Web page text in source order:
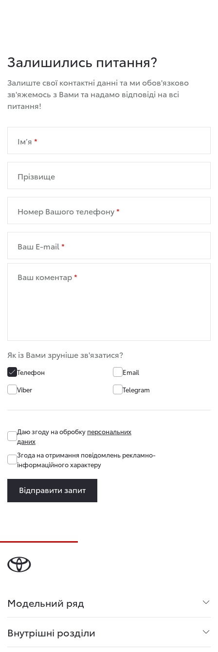
Залишились питання?
Залиште свої контактні данні та ми обов'язково
зв'яжемось з Вами та надамо відповіді на всі
питання!
Ім’я
Прізвище
Номер Вашого телефону
Ваш E-mail
Ваш коментар
Як із Вами зруніше зв'язатися?
Телефон
Email
Viber
Telegram
Даю згоду на обробку персональних
даних
Згода на отримання повідомлень рекламно-
інформаційного характеру
Відправити запит
Модельний ряд
Внутрішні розділи